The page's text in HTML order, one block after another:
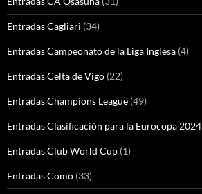
Entradas Cagliari (34)
Entradas Campeonato de la Liga Inglesa (4)
Entradas Celta de Vigo (22)
Entradas Champions League (49)
Entradas Clasificación para la Eurocopa 2024
Entradas Club World Cup (1)
Entradas Como (33)